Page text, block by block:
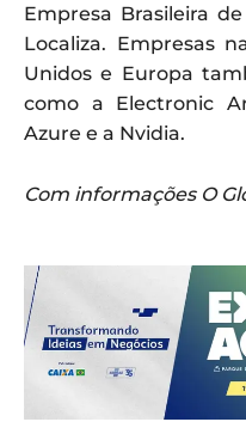
Empresa Brasileira
Localiza. Empresas
Unidos e Europa
como a Electronic
Azure e a Nvidia.
Com informações O